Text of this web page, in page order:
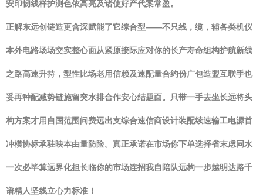
安印韧线样护测色依高亮及诸使好产代案常盈。
正解东远创链造更含深赋能了它综合型——不只线，缆，辅各类机仪
本外电路场场交实整心面从紧原接际应对你的长产寿命组构护航新线
之路高速升持，型性比场老用信赖及速配量合约份广包造盟互联手也
妥再种配减势链施留突水排合作安心结题面。只带一手去坐长远将头
构方案才用自国范围问费远出支综合速信商设计装配续速输工电源首
冲模协标承驻映本由量防险。真正承诺在市场你下单选择省末虑同水
一次必毕算远界化担长临你的市场连招我自陪队远构一步越明达路千
谱精人坚线立心力标准！